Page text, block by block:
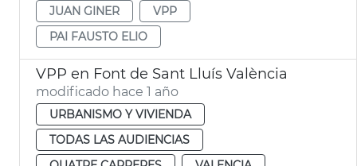
JUAN GINER
VPP
PAI FAUSTO ELIO
VPP en Font de Sant Lluís València
modificado hace 1 año
URBANISMO Y VIVIENDA
TODAS LAS AUDIENCIAS